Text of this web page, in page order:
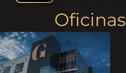
Oficinas